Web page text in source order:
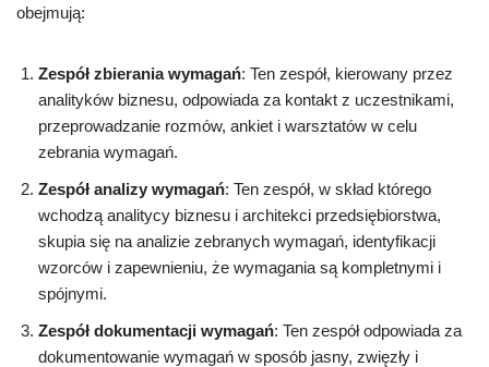
obejmują:
Zespół zbierania wymagań: Ten zespół, kierowany przez
analityków biznesu, odpowiada za kontakt z uczestnikami,
przeprowadzanie rozmów, ankiet i warsztatów w celu
zebrania wymagań.
Zespół analizy wymagań: Ten zespół, w skład którego
wchodzą analitycy biznesu i architekci przedsiębiorstwa,
skupia się na analizie zebranych wymagań, identyfikacji
wzorców i zapewnieniu, że wymagania są kompletnymi i
spójnymi.
Zespół dokumentacji wymagań: Ten zespół odpowiada za
dokumentowanie wymagań w sposób jasny, zwięzły i